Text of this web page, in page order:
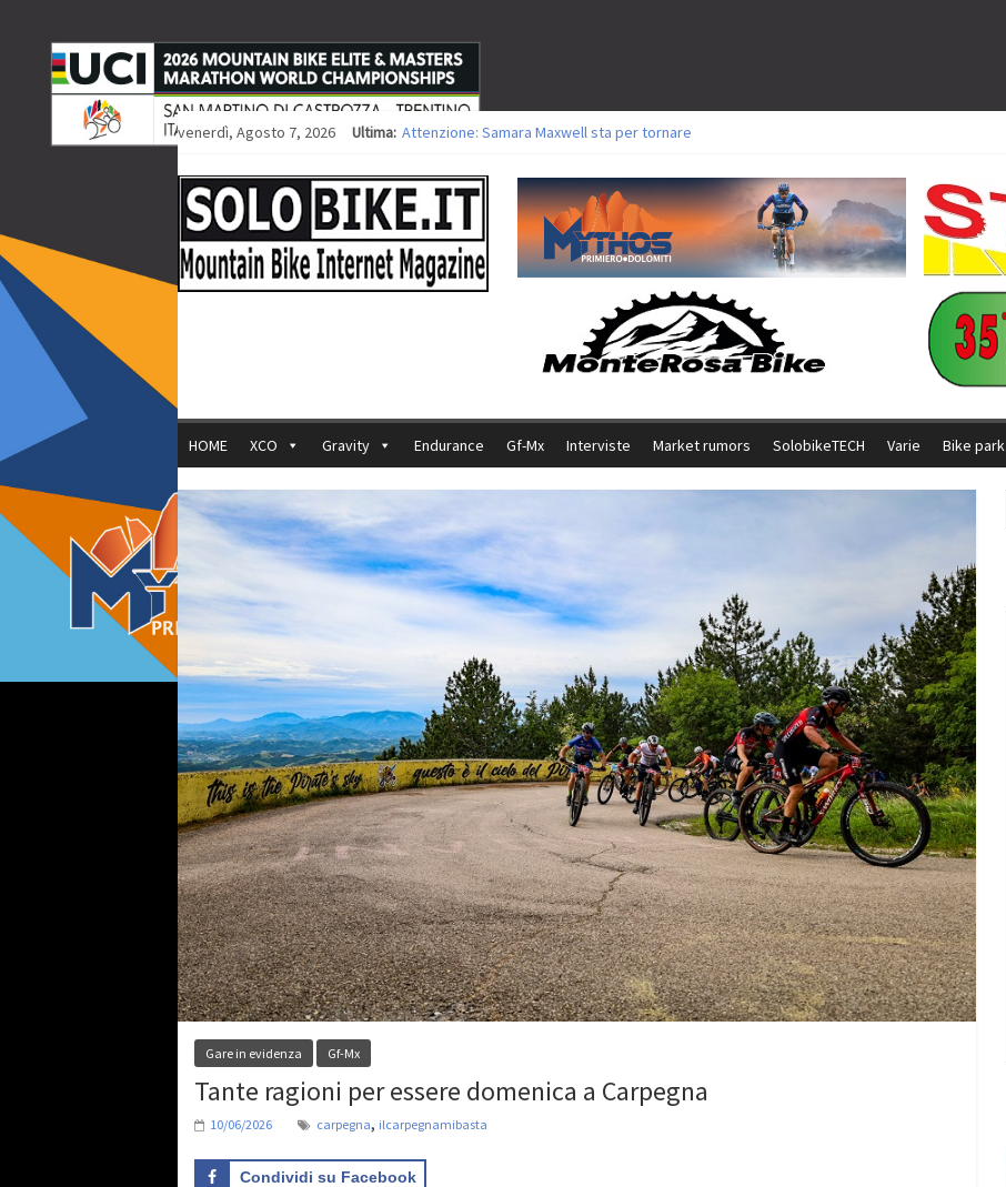
venerdì, Agosto 7, 2026 Ultima: Attenzione: Samara Maxwell sta per tornare
Europei XCO: vittorie per Ghibaudo, Grossmann e Gallis. Signorelli 5^ la migliore tra gli italiani
35ª Marathon Bike della Brianza: l’ultima sfida agonistica di una leggendaria storia
Europei MTB: il Team Relay firma il secondo argento azzurro a Monteceneri
HOME XCO Gravity Endurance Gf-Mx Interviste Market rumors SolobikeTECH Varie Bike park
Gare in evidenza Gf-Mx
Tante ragioni per essere domenica a Carpegna
10/06/2026 carpegna, ilcarpegnamibasta
Condividi su Facebook